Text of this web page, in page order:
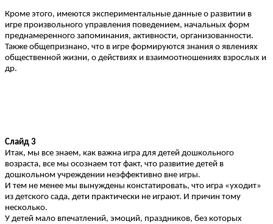
Кроме этого, имеются экспериментальные данные о развитии в
игре произвольного управления поведением, начальных форм
преднамеренного запоминания, активности, организованности.
Также общепризнано, что в игре формируются знания о явлениях
общественной жизни, о действиях и взаимоотношениях взрослых и
др.
Слайд 3
Итак, мы все знаем, как важна игра для детей дошкольного
возраста, все мы осознаем тот факт, что развитие детей в
дошкольном учреждении неэффективно вне игры.
И тем не менее мы вынуждены констатировать, что игра «уходит»
из детского сада, дети практически не играют. И причин тому
несколько.
У детей мало впечатлений, эмоций, праздников, без которых